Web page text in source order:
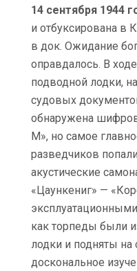
14 сентября 1944
и отбуксирована в
в док. Ожидание
оправдалось. В
подводной лодки,
судовых
обнаружена
М», но самое
разведчиков
акустические
«Цаункениг» —
как торпеды были
лодки и подняты на
доскональное